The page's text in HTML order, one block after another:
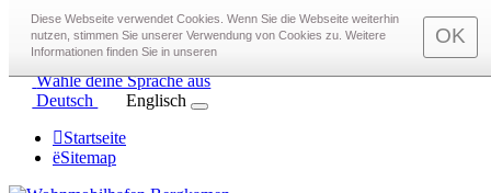
toggle menu
Rufen Sie uns an 0172 97 22 575
Email an info@Wohnmobilhafen-Bergkamen.de
Wähle deine Sprache aus
Deutsch
Englisch
Startseite
Sitemap
Diese Webseite verwendet Cookies. Wenn Sie die Webseite weiterhin
nutzen, stimmen Sie unserer Verwendung von Cookies zu. Weitere
Informationen finden Sie in unseren
OK